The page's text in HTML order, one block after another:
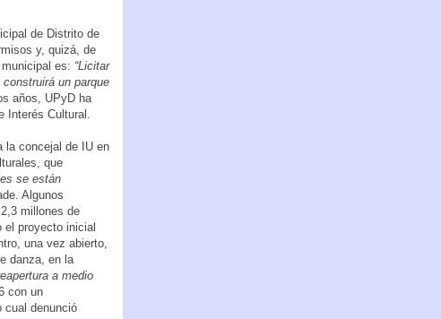
de Distrito de
y, quizá, de
es: “Licitar
un parque
años, UPyD ha
Cultural.
la concejal de IU en
que
se están
Algunos
millones de
proyecto inicial
una vez abierto,
danza, en la
a medio
con un
cual denunció